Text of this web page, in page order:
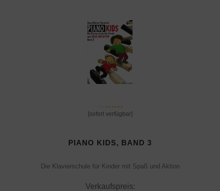
[sofort verfügbar]
PIANO KIDS, BAND 3
Die Klavierschule für Kinder mit Spaß und Aktion
Verkaufspreis: